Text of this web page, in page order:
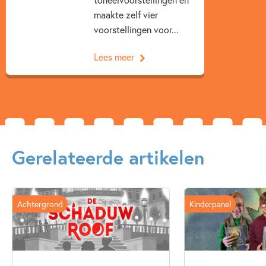
maakte zelf vier
voorstellingen voor...
Lees meer
Gerelateerde artikelen
Achtergrond Kinderpanel